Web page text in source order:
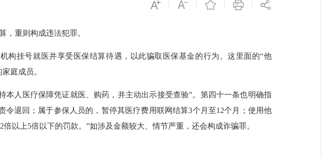
重则构成违法犯罪。
挂号就医并享受医保结算待遇，以此骗取医保基金的行为。这里面的“他
庭成员。
人医疗保障凭证就医、购药，并主动出示接受查验”。第四十一条也明确指
退回；属于参保人员的，暂停其医疗费用联网结算3个月至12个月；使用他
以上5倍以下的罚款。”如涉及金额较大、情节严重，还会构成诈骗罪。